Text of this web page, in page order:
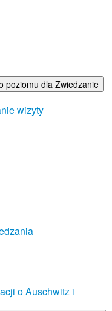
poziomu dla Zwiedzanie
wizyty
o Auschwitz i